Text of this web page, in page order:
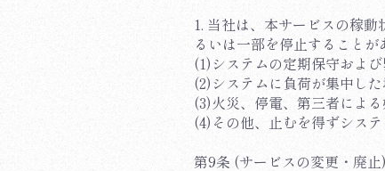
1. 当社は、本サービスの稼
るいは一部を停止することが
(1)システムの定期保守およ
(2)システムに負荷が集中し
(3)火災、停電、第三者によ
(4)その他、止むを得ずシス
第9条 (サービスの変更・廃止)